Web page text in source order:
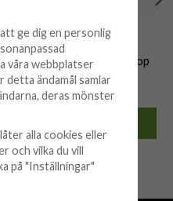
CAROLINE SVEDBOM
Caroline Svedbom -
Örhängen Claps Mini Drop
Guld Aquamarine
795 kr
🟡 Få kvar i lager
ge dig en personlig
våra webbplatser
ändamål samlar
deras mönster
alla cookies eller
och vilka du vill
på "Inställningar"